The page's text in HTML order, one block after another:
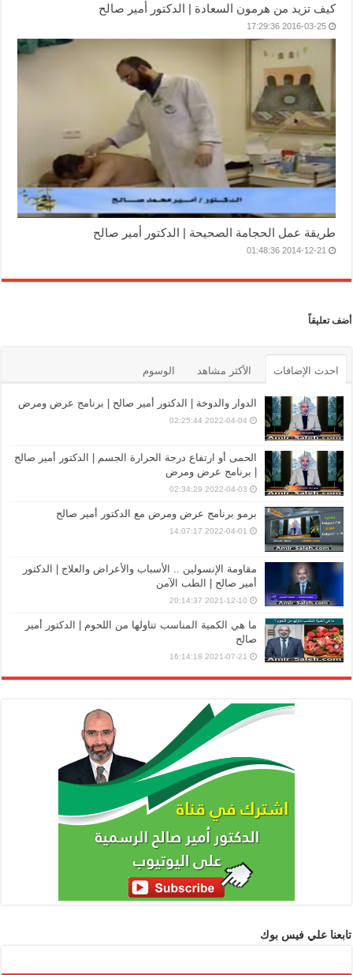
كيف تزيد من هرمون السعادة | الدكتور أمير صالح
2016-03-25 17:29:36
طريقة عمل الحجامة الصحيحة | الدكتور أمير صالح
2014-12-21 01:48:36
أضف تعليقاً
احدث الإضافات الأكثر مشاهد الوسوم
الدوار والدوخة | الدكتور أمير صالح | برنامج عرض ومرض
2022-04-04 02:25:44
الحمى أو ارتفاع درجة الحرارة الجسم | الدكتور أمير صالح
| برنامج عرض ومرض
2022-04-03 02:34:29
برمو برنامج عرض ومرض مع الدكتور أمير صالح
2022-04-01 14:07:17
مقاومة الإنسولين .. الأسباب والأعراض والعلاج | الدكتور
أمير صالح | الطب الآمن
2021-12-10 20:14:37
ما هي الكمية المناسب تناولها من اللحوم | الدكتور أمير
صالح
2021-07-21 16:14:18
تابعنا علي فيس بوك